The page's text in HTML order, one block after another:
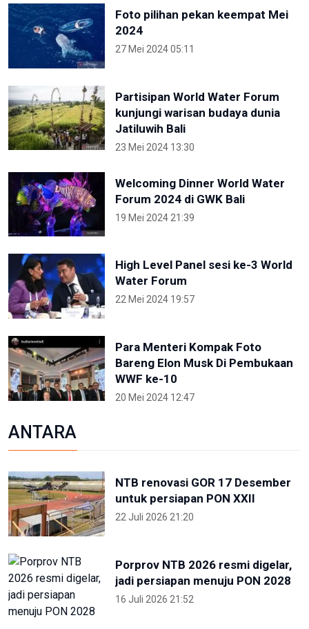
Foto pilihan pekan keempat Mei
2024
27 Mei 2024 05:11
Partisipan World Water Forum
kunjungi warisan budaya dunia
Jatiluwih Bali
23 Mei 2024 13:30
Welcoming Dinner World Water
Forum 2024 di GWK Bali
19 Mei 2024 21:39
High Level Panel sesi ke-3 World
Water Forum
22 Mei 2024 19:57
Para Menteri Kompak Foto
Bareng Elon Musk Di Pembukaan
WWF ke-10
20 Mei 2024 12:47
ANTARA
NTB renovasi GOR 17 Desember
untuk persiapan PON XXII
22 Juli 2026 21:20
Porprov NTB 2026 resmi digelar,
jadi persiapan menuju PON 2028
16 Juli 2026 21:52